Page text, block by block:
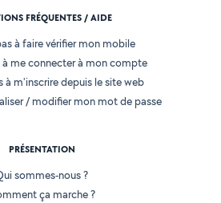
FRÉQUENTES / AIDE
à faire vérifier mon mobile
à me connecter à mon compte
à m'inscrire depuis le site web
/ modifier mon mot de passe
PRÉSENTATION
sommes-nous ?
ça marche ?